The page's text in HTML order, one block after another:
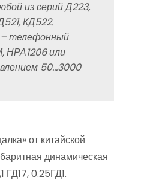
из серий Д223,
КД522.
– телефонный
НРА1206 или
50…3000
от китайской
динамическая
ГД17, 0.25ГД1.